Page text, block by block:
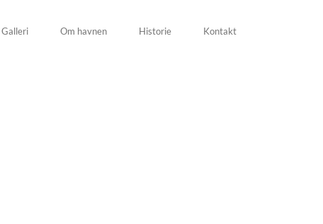
Galleri Om havnen Historie Kontakt